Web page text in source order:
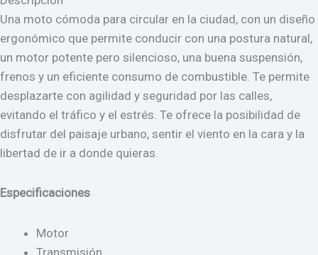
Una moto cómoda para circular en la ciudad, con un diseño
ergonómico que permite conducir con una postura natural,
un motor potente pero silencioso, una buena suspensión,
frenos y un eficiente consumo de combustible. Te permite
desplazarte con agilidad y seguridad por las calles,
evitando el tráfico y el estrés. Te ofrece la posibilidad de
disfrutar del paisaje urbano, sentir el viento en la cara y la
libertad de ir a donde quieras.
Especificaciones
Motor
Transmisión